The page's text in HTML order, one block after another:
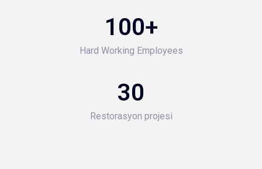
Hard Working Employees
100+
Restorasyon projesi
30